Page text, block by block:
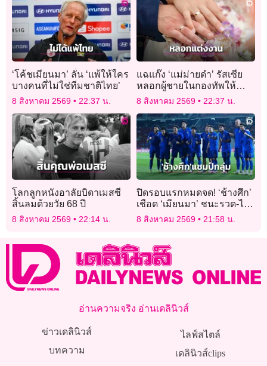
‘โค้ชเมียนมา’ ลั่น ‘แพ้ให้ใคร
บางคนที่ไม่ใช่ทีมชาติไทย’
8 สิงหาคม 2569 22:37 น.
แฉแก๊ง ‘แม่ม่ายดำ’ รัสเซีย
หลอกผู้ชายในกองทัพให้
แต่งงาน หวังฮุบเงินชดเชย
8 สิงหาคม 2569 22:37 น.
โลกลูกหนังอาลัยบิดาเมสซี
สิ้นลมด้วยวัย 68 ปี
8 สิงหาคม 2569 22:14 น.
ปิดรอบแรกหมดจด! ‘ช้างศึก’
เชือด ‘เมียนมา’ ชนะรวด-ไม่
เสียประตู ไปตัดเชือก
8 สิงหาคม 2569 21:58 น.
อ่านความจริง อ่านเดลินิวส์
ข่าวเดลินิวส์
บทความ
ไลฟ์สไตล์
เดลินิวส์clips